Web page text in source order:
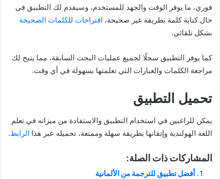
فوري، ما يوفر الوقت والجهد للمستخدم، وسيقدم لك التطبيق في
حال كتابة كلمة بطريقة غير صحيحة، اقتراحات للكلمات الصحيحة
بشكل تلقائي.
كما يوفر التطبيق سجلًا لجميع عمليات البحث السابقة، مما يتيح لك
مراجعة الكلمات والعبارات التي تعلمتها بسهولة في أي وقت.
تحميل التطبيق
يمكن للراغبين في استخدام التطبيق والاستفادة من ميزاته في تعلم
اللغة الهولندية وإتقانها بطريقة سهلة وممتعة، تحميله عبر هذا الرابط.
المشاركات ذات الصلة:
أفضل تطبيق للترجمة من الألمانية